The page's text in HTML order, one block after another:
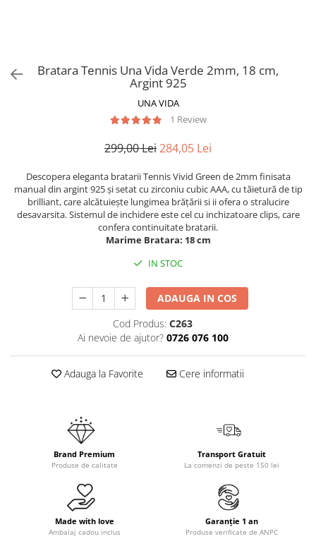
Bratara Tennis Una Vida Verde 2mm, 18 cm,
Argint 925
UNA VIDA
1 Review
299,00 Lei284,05 Lei
Descopera eleganta bratarii Tennis Vivid Green de 2mm finisata
manual din argint 925 și setat cu zirconiu cubic AAA, cu tăietură de tip
brilliant, care alcătuiește lungimea brățării si ii ofera o stralucire
desavarsita. Sistemul de inchidere este cel cu inchizatoare clips, care
confera continuitate bratarii.
Marime Bratara: 18 cm
IN STOC
ADAUGA IN COS
Cod Produs: C263
Ai nevoie de ajutor? 0726 076 100
Adauga la Favorite Cere informatii
Brand Premium
Produse de calitate
Transport Gratuit
La comenzi de peste 150 lei
Made with love
Ambalaj cadou inclus
Garanție 1 an
Produse verificate de ANPC